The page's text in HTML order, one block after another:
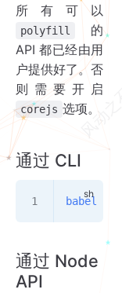
所有可以
polyfill
的
API 都已经由用
户提供好了。否
则需要开启
corejs 选项。
通过 CLI
babel
通过 Node
API